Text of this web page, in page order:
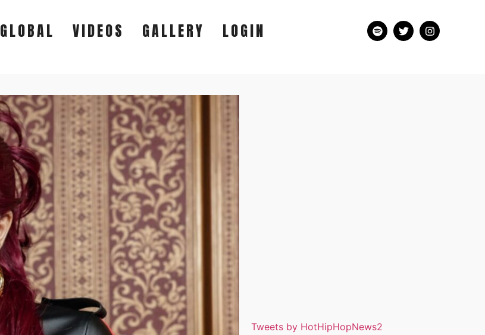
GLOBAL VIDEOS GALLERY LOGIN
EXCLUSIVE
GLOBAL
VIDEOS
GALLERY
LOGIN
Tweets by HotHipHopNews2